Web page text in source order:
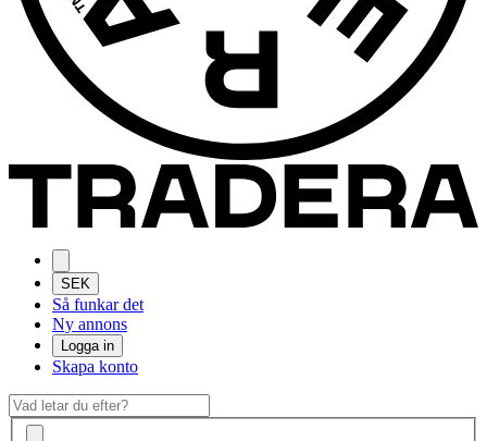
SEK
Så funkar det
Ny annons
Logga in
Skapa konto